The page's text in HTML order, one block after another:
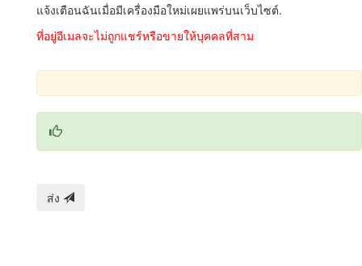
แจ้งเตือนฉันเมื่อมีเครื่องมือใหม่เผยแพร่บนเว็บไซต์.
ที่อยู่อีเมลจะไม่ถูกแชร์หรือขายให้บุคคลที่สาม
ส่ง